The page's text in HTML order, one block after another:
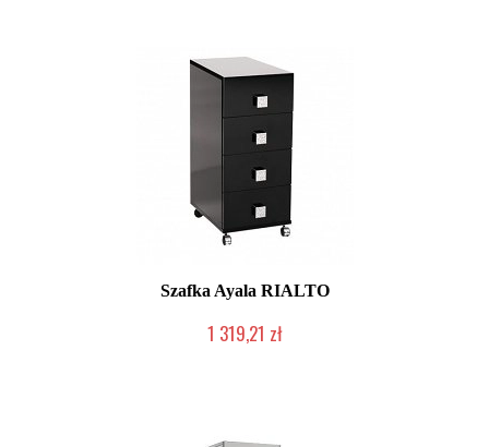
Szafka Ayala RIALTO
1 319,21 zł